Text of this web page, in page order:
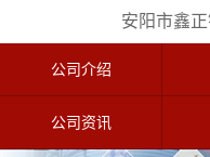
安阳市鑫
公司介绍
公司资讯